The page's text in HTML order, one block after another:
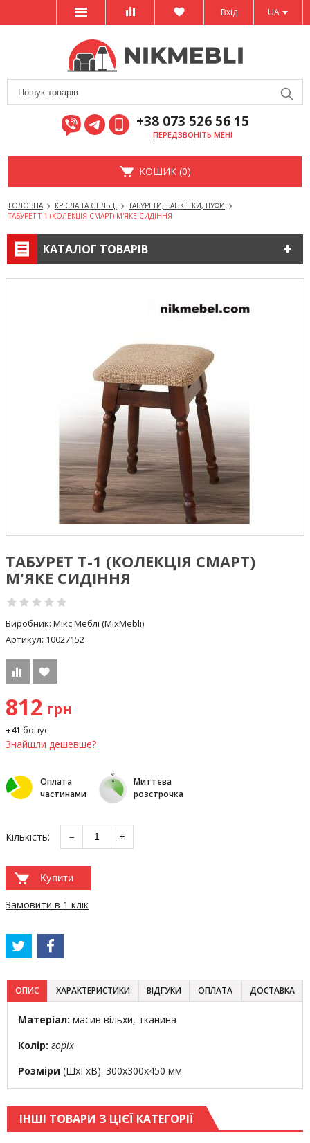
UA
Вхід
+38 073 526 56 15
ПЕРЕДЗВОНІТЬ МЕНІ
КОШИК (0)
ГОЛОВНА КРІСЛА ТА СТІЛЬЦІ
ТАБУРЕТИ, БАНКЕТКИ, ПУФИ
ТАБУРЕТ Т-1 (КОЛЕКЦІЯ СМАРТ) М'ЯКЕ СИДІННЯ
КАТАЛОГ ТОВАРІВ
ТАБУРЕТ Т-1 (КОЛЕКЦІЯ СМАРТ)
М'ЯКЕ СИДІННЯ
Виробник: Мікс Меблі (MixMebli)
Артикул: 10027152
812 грн
+41 бонус
Знайшли дешевше?
Оплата
частинами
Миттєва
розстрочка
Кількість: − +
Купити
Замовити в 1 клік
ОПИС ХАРАКТЕРИСТИКИ ВІДГУКИ ОПЛАТА ДОСТАВКА
Матеріал: масив вільхи, тканина
Колір: горіх
Розміри (ШхГхВ): 300х300х450 мм
ІНШІ ТОВАРИ З ЦІЄЇ КАТЕГОРІЇ